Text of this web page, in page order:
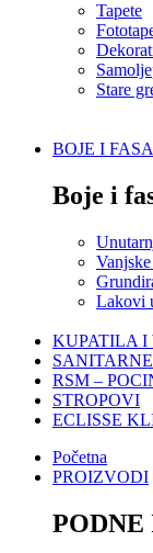
Tapete
Stare
BOJE I
Boje i
Lakovi
KUPATILA I
RSM –
STROPOVI
ECLISSE
Početna
PROIZVODI